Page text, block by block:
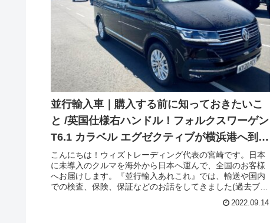
並行輸入車｜購入する前に知っておきたいこ
と /英国仕様右ハンドル！フォルクスワーゲン
T6.1 カラベル エグゼクティブが横浜港へ到
着！
こんにちは！ウィズトレーディング代表の宮崎です。日本
に未導入のクルマを海外から日本へ運んで、全国のお客様
へお届けします。『並行輸入あれこれ』では、輸送や国内
での検査、保険、保証などのお話をしてきました(過去ブロ
こと /英国仕様右ハンドル！フォルクスワーゲン T6.1 カラ
2022.09.14